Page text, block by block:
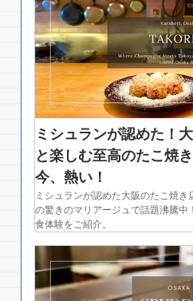
ミシュランが認めた！
と楽しむ至高のたこ焼
今、熱い！
ミシュランが認めた大阪のたこ焼き
の驚きのマリアージュで話題沸騰中
食体験をご紹介。